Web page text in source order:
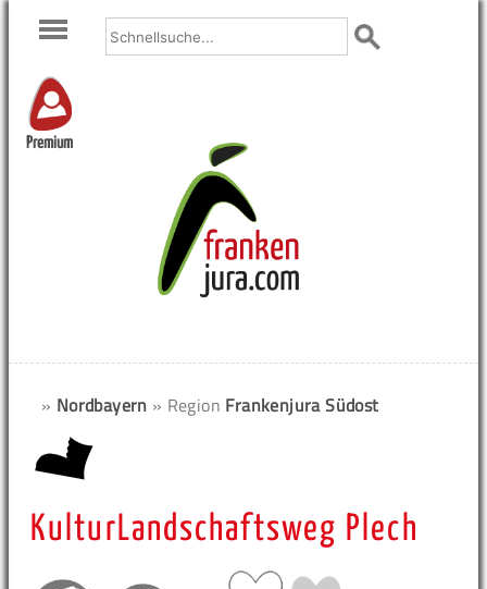
Premium
» Nordbayern » Region Frankenjura Südost
KulturLandschaftsweg Plech